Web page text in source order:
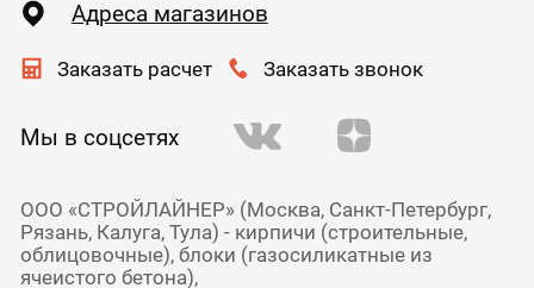
Адреса магазинов
Заказать расчет Заказать звонок
Мы в соцсетях
ООО «СТРОЙЛАЙНЕР» (Москва, Санкт-Петербург,
Рязань, Калуга, Тула) - кирпичи (строительные,
облицовочные), блоки (газосиликатные из
ячеистого бетона),